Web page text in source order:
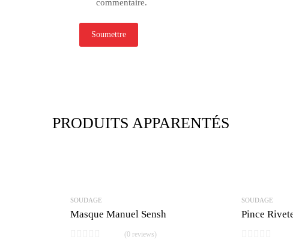
commentaire.
PRODUITS APPARENTÉS
SOUDAGE
Masque Manuel Sensh
(0 reviews)
SOUDAGE
Pince